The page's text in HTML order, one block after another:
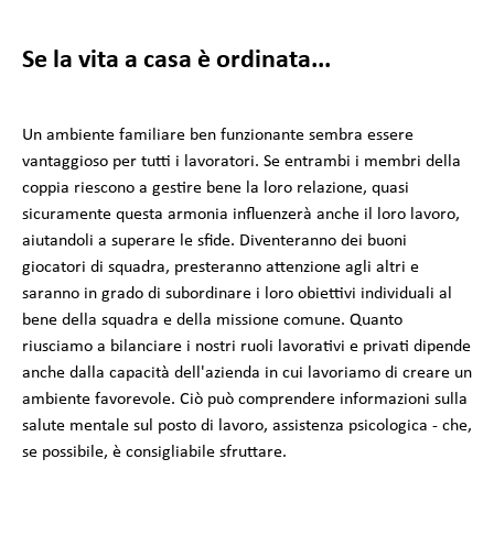
Se la vita a casa è ordinata...
Un ambiente familiare ben funzionante sembra essere
vantaggioso per tutti i lavoratori. Se entrambi i membri della
coppia riescono a gestire bene la loro relazione, quasi
sicuramente questa armonia influenzerà anche il loro lavoro,
aiutandoli a superare le sfide. Diventeranno dei buoni
giocatori di squadra, presteranno attenzione agli altri e
saranno in grado di subordinare i loro obiettivi individuali al
bene della squadra e della missione comune. Quanto
riusciamo a bilanciare i nostri ruoli lavorativi e privati dipende
anche dalla capacità dell'azienda in cui lavoriamo di creare un
ambiente favorevole. Ciò può comprendere informazioni sulla
salute mentale sul posto di lavoro, assistenza psicologica - che,
se possibile, è consigliabile sfruttare.